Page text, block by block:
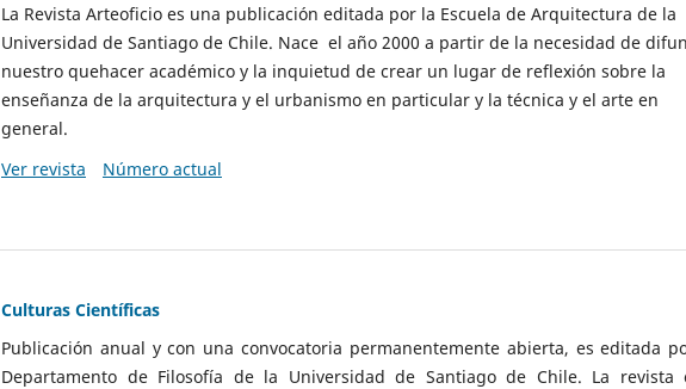
La Revista Arteoficio es una publicación editada por la Escuela de Arquitectura de la
Universidad de Santiago de Chile. Nace el año 2000 a partir de la necesidad de
nuestro quehacer académico y la inquietud de crear un lugar de reflexión sobre la
enseñanza de la arquitectura y el urbanismo en particular y la técnica y el arte en
general.
Ver revista
Número actual
Culturas Científicas
Publicación anual y con una convocatoria permanentemente abierta, es editada
Departamento de Filosofía de la Universidad de Santiago de Chile. La revista